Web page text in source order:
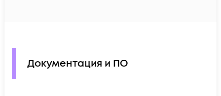
Документация и ПО